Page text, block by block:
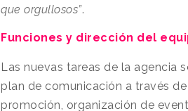
que orgullosos”.
Funciones y dirección del
Las nuevas tareas de la agencia
plan de comunicación a través
promoción, organización de